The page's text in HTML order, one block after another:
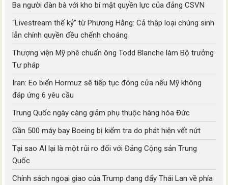
Ba người đàn bà với kho bí mật quyền lực của đảng CSVN
“Livestream thế kỷ” từ Phương Hằng: Cả thập loại chúng sinh
lẫn chính quyền đều chếnh choáng
Thượng viện Mỹ phê chuẩn ông Todd Blanche làm Bộ trưởng
Tư pháp
Iran: Eo biển Hormuz sẽ tiếp tục đóng cửa nếu Mỹ không
đáp ứng 6 yêu cầu
Trung Quốc ngày càng giảm phụ thuộc hàng hóa Đức
Gần 500 máy bay Boeing bị kiểm tra do phát hiện vết nứt
Tại sao AI lại là một rủi ro đối với Đảng Cộng sản Trung
Quốc
Chính sách ngoại giao của Trump đang đẩy Thái Lan về phía